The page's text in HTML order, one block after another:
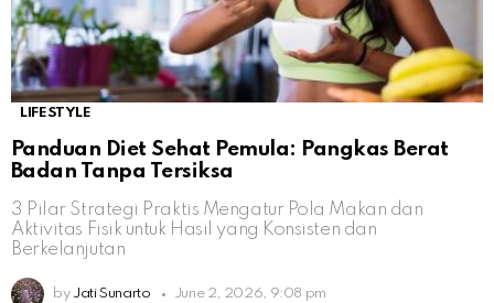
LIFESTYLE
Panduan Diet Sehat Pemula: Pangkas Berat
Badan Tanpa Tersiksa
3 Pilar Strategi Praktis Mengatur Pola Makan dan
Aktivitas Fisik untuk Hasil yang Konsisten dan
Berkelanjutan
by Jati Sunarto June 2, 2026, 9:08 pm